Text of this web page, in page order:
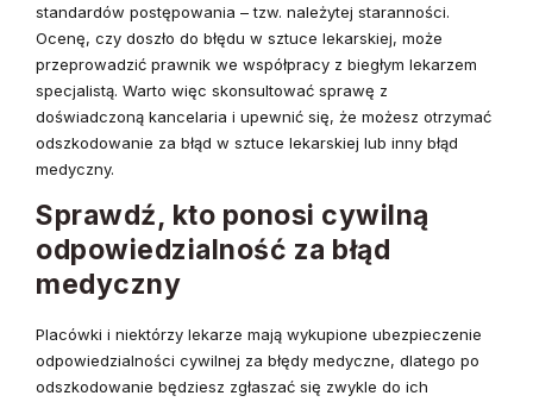
standardów postępowania – tzw. należytej staranności.
Ocenę, czy doszło do błędu w sztuce lekarskiej, może
przeprowadzić prawnik we współpracy z biegłym lekarzem
specjalistą. Warto więc skonsultować sprawę z
doświadczoną kancelaria i upewnić się, że możesz otrzymać
odszkodowanie za błąd w sztuce lekarskiej lub inny błąd
medyczny.
Sprawdź, kto ponosi cywilną
odpowiedzialność za błąd
medyczny
Placówki i niektórzy lekarze mają wykupione ubezpieczenie
odpowiedzialności cywilnej za błędy medyczne, dlatego po
odszkodowanie będziesz zgłaszać się zwykle do ich